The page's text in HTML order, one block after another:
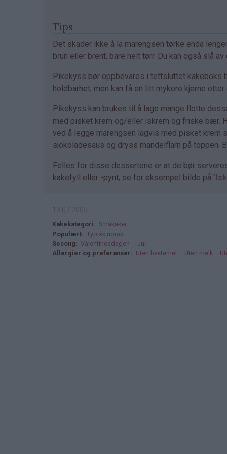
Tips
Det skader ikke å la marengsen tørke enda
brun eller brent, bare helt tørr. Du kan også slå
Pikekyss bør oppbevares i tettsluttet kakeboks
holdbarhet, men kan få en litt mykere kjerne
Pikekyss kan brukes til å lage mange flotte
med pisket krem og/eller iskrem og friske bær.
ved å legge marengsen lagvis med pisket krem
sjokoladesaus og dryss mandelflarn på toppen.
Felles for disse dessertene er at de bør
kakefyll eller -pynt, se for eksempel bilde på "
Kakekategori
Småkaker
Populært
Typisk norsk
Sesong
Valentinesdagen
Jul
Allergier og preferanser
Uten hvetemel Uten melk